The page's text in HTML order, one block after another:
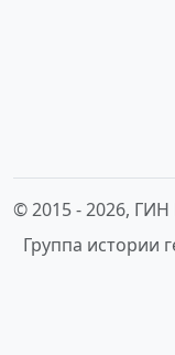
© 2015 -2026, ГИН
Группа истории